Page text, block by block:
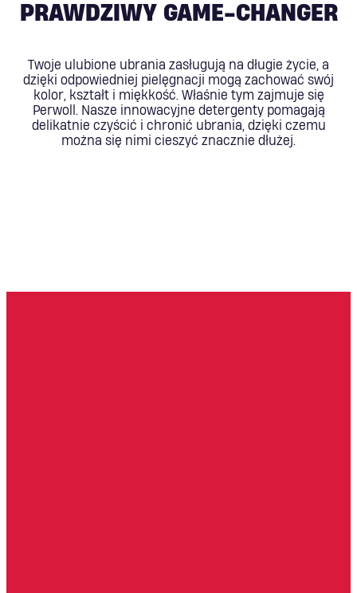
PRAWDZIWY GAME-CHANGER
Twoje ulubione ubrania zasługują na długie życie, a
dzięki odpowiedniej pielęgnacji mogą zachować swój
kolor, kształt i miękkość. Właśnie tym zajmuje się
Perwoll. Nasze innowacyjne detergenty pomagają
delikatnie czyścić i chronić ubrania, dzięki czemu
można się nimi cieszyć znacznie dłużej.